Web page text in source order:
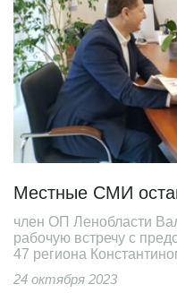
Местные СМИ
член ОП Ленобласти
рабочую встречу с
47 региона
24 октября 2023